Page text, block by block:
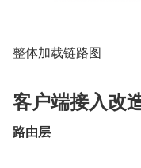
整体加载链路图
客户端接入改
路由层